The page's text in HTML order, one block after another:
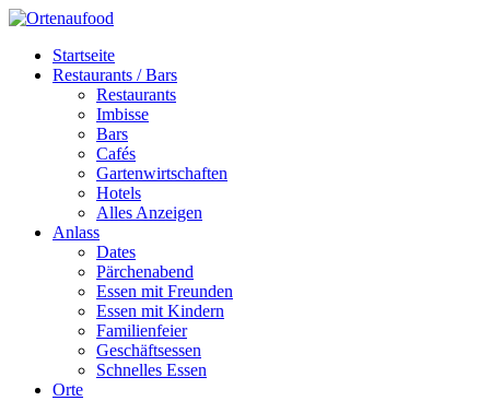
Startseite
Restaurants / Bars
Restaurants
Imbisse
Bars
Cafés
Gartenwirtschaften
Hotels
Alles Anzeigen
Anlass
Dates
Pärchenabend
Essen mit Freunden
Essen mit Kindern
Familienfeier
Geschäftsessen
Schnelles Essen
Orte